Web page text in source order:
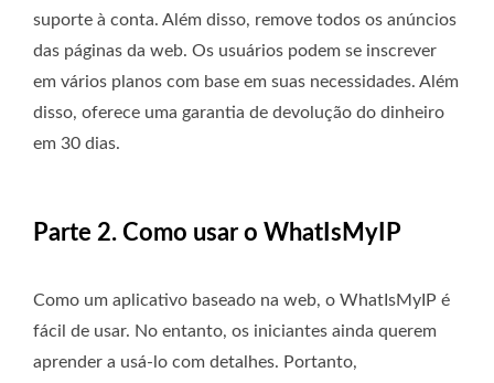
suporte à conta. Além disso, remove todos os anúncios
das páginas da web. Os usuários podem se inscrever
em vários planos com base em suas necessidades. Além
disso, oferece uma garantia de devolução do dinheiro
em 30 dias.
Parte 2. Como usar o WhatIsMyIP
Como um aplicativo baseado na web, o WhatIsMyIP é
fácil de usar. No entanto, os iniciantes ainda querem
aprender a usá-lo com detalhes. Portanto,